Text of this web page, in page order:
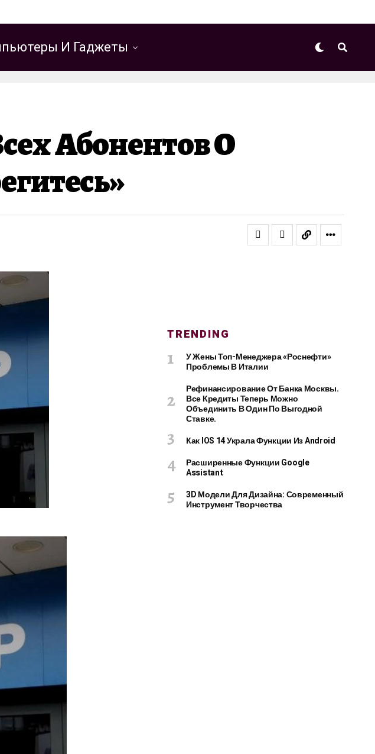
И Гаджеты
Абонентов О
TRENDING
У Жены Топ-Менеджера «Роснефти»
Проблемы В Италии
Рефинансирование От Банка Москвы.
Все Кредиты Теперь Можно
Объединить В Один По Выгодной
Ставке.
Как IOS 14 Украла Функции Из Android
Расширенные Функции Google
Assistant
3D Модели Для Дизайна: Современный
Инструмент Творчества